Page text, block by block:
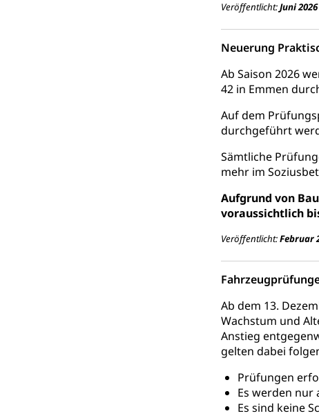
Veröffentlicht:Juni 2026
Neuerung
Ab Saison 2026
42 in Emmen
Auf dem
durchgeführt
Sämtliche
mehr im
Aufgrund von
voraussichtlich
Veröffentlicht:Februar
Ab dem 13.
Wachstum und
Anstieg
gelten dabei
Prüfungen
Es werden
Es sind keine
Zivilrecht,
Betreibung und
Bankrott,
Schulden
Regierungsform,
Volksrechte
Kantonale
Finanzausgleich,
Steuern
Ombudsstellen
Umgang mit
Rassismus
Diskriminierung,
Anlaufstelle
Strafregister
Strafrecht,
Vormundschaft